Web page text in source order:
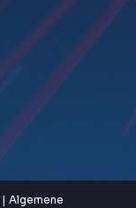
| Algemene